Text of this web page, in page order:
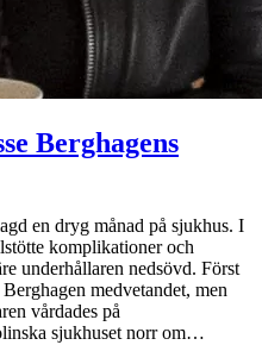
Berghagens
en dryg månad på sjukhus. I
komplikationer och
underhållaren nedsövd. Först
medvetandet, men
vårdades på
sjukhuset norr om…